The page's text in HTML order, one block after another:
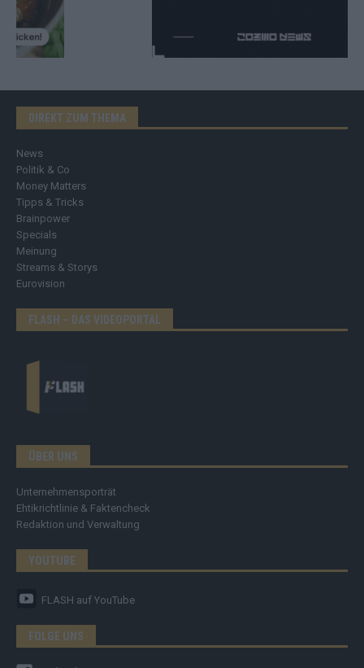
DIREKT ZUM THEMA
News
Politik & Co
Money Matters
Tipps & Tricks
Brainpower
Specials
Meinung
Streams & Storys
Eurovision
FLASH – DAS VIDEOPORTAL
ÜBER UNS
Unternehmensporträt
Ehtikrichtlinie & Faktencheck
Redaktion und Verwaltung
YOUTUBE
FLASH auf YouTube
FOLGE UNS